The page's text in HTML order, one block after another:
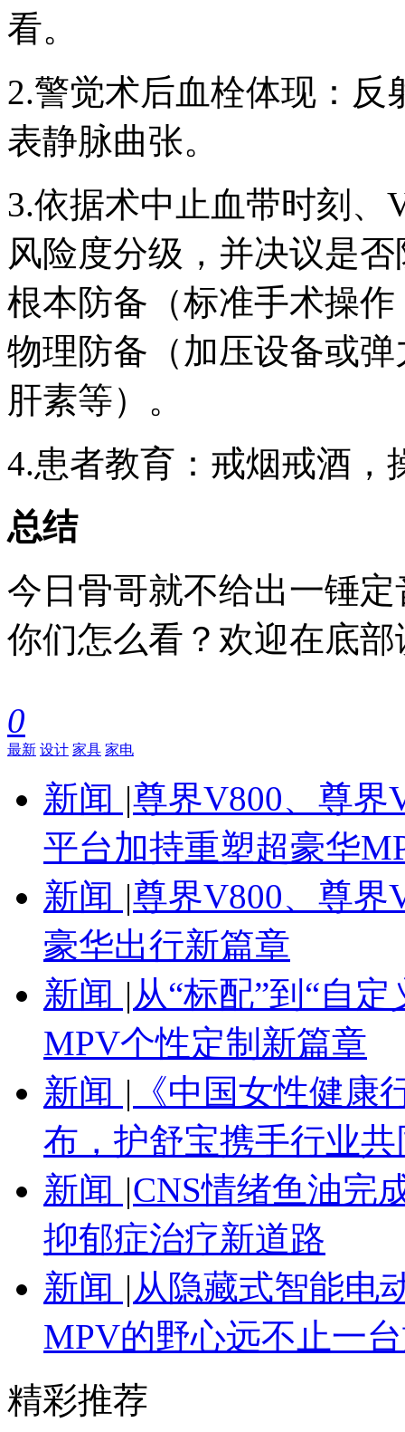
看。
2.警觉术后血栓体现：
表静脉曲张。
3.依据术中止血带时刻、
风险度分级，并决议是
根本防备（标准手术操
物理防备（加压设备或
肝素等）。
4.患者教育：戒烟戒酒
总结
今日骨哥就不给出一锤
你们怎么看？欢迎在底部
0
最新 设计 家具 家电
新闻 |尊界V800、尊界
平台加持重塑超豪华
新闻 |尊界V800、尊界
豪华出行新篇章
新闻 |从“标配”到“自
MPV个性定制新篇章
新闻 | 《中国女性健
布，护舒宝携手行业
新闻 |CNS情绪鱼油完
抑郁症治疗新道路
新闻 |从隐藏式智能电
MPV的野心远不止一
精彩推荐